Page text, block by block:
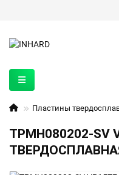
Пластины
TPMH080202-